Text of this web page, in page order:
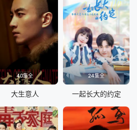
40集全
大生意人
24集全
一起长大的约定